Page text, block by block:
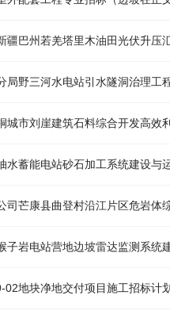
司芒康县曲登村沿江片区危岩体
子岩电站营地边坡雷达监测系统
02地块净地交付项目施工招标计